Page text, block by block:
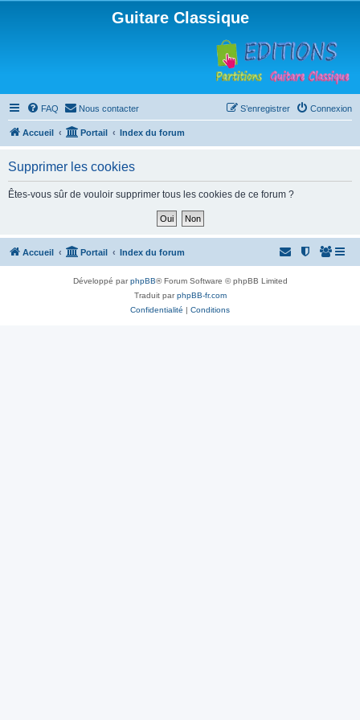
Guitare Classique
FAQ Nous contacter Connexion
S’enregistrer
Accueil Portail Index du forum
Supprimer les cookies
Êtes-vous sûr de vouloir supprimer tous les cookies de ce forum ?
Accueil Portail Index du forum
Développé parphpBB® Forum Software © phpBB Limited
Traduit parphpBB-fr.com
Confidentialité | Conditions